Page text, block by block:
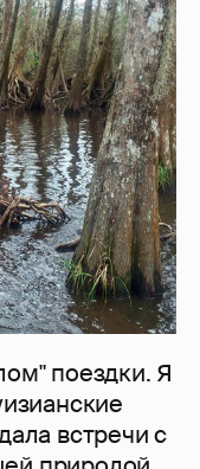
поездки. Я
встречи с